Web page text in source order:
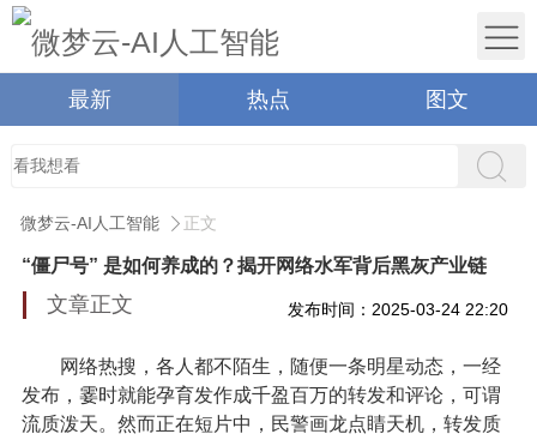
最新 热点 图文
微梦云-AI人工智能 正文
“僵尸号” 是如何养成的？揭开网络水军背后黑灰产业链
文章正文 发布时间：2025-03-24 22:20
网络热搜，各人都不陌生，随便一条明星动态，一经
发布，霎时就能孕育发作成千盈百万的转发和评论，可谓
流质泼天。然而正在短片中，民警画龙点睛天机，转发质